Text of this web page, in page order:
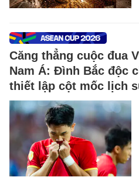
Căng thẳng cuộc đua
Nam Á: Đình Bắc độc
thiết lập cột mốc lịch